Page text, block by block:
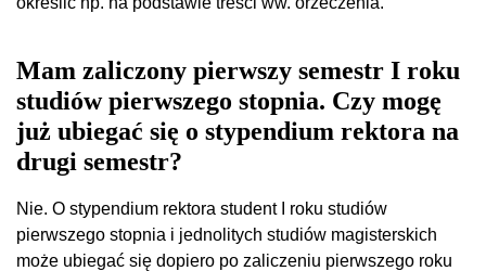
Mam zaliczony pierwszy semestr I roku
studiów pierwszego stopnia. Czy mogę
już ubiegać się o stypendium rektora na
drugi semestr?
Nie. O stypendium rektora student I roku studiów
pierwszego stopnia i jednolitych studiów magisterskich
może ubiegać się dopiero po zaliczeniu pierwszego roku